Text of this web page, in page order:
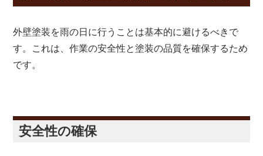
外壁塗装を雨の日に行うことは基本的に避けるべきで
す。これは、作業の安全性と塗装の品質を確保するため
です。
安全性の確保